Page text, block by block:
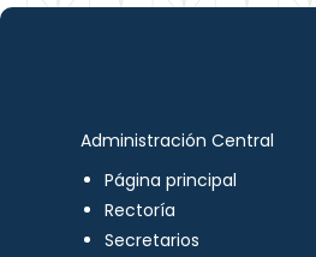
Administración Central
Página principal
Rectoría
Secretarios